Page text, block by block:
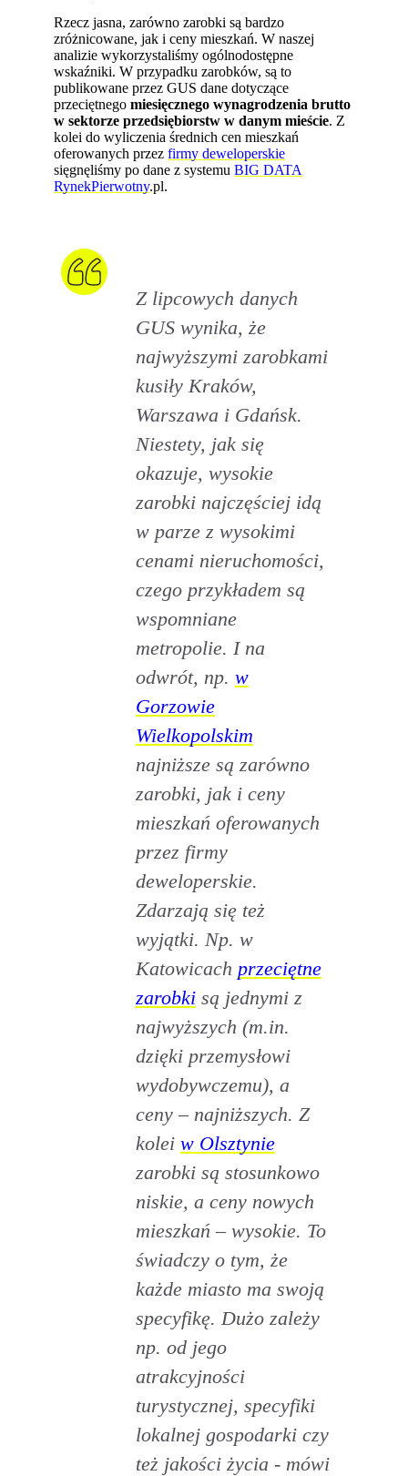
Rzecz jasna, zarówno zarobki są bardzo
zróżnicowane, jak i ceny mieszkań. W naszej
analizie wykorzystaliśmy ogólnodostępne
wskaźniki. W przypadku zarobków, są to
publikowane przez GUS dane dotyczące
przeciętnego miesięcznego wynagrodzenia brutto
w sektorze przedsiębiorstw w danym mieście. Z
kolei do wyliczenia średnich cen mieszkań
oferowanych przezfirmy deweloperskie
sięgnęliśmy po dane z systemuBIG DATA
RynekPierwotny.pl.
Z lipcowych danych
GUS wynika, że
najwyższymi zarobkami
kusiły Kraków,
Warszawa i Gdańsk.
Niestety, jak się
okazuje, wysokie
zarobki najczęściej idą
w parze z wysokimi
cenami nieruchomości,
czego przykładem są
wspomniane
metropolie. I na
odwrót, np. w
Gorzowie
Wielkopolskim
najniższe są zarówno
zarobki, jak i ceny
mieszkań oferowanych
przez firmy
deweloperskie.
Zdarzają się też
wyjątki. Np. w
Katowicach przeciętne
zarobkisą jednymi z
najwyższych (m.in.
dzięki przemysłowi
wydobywczemu), a
ceny – najniższych. Z
kolei w Olsztynie
zarobki są stosunkowo
niskie, a ceny nowych
mieszkań – wysokie. To
świadczy o tym, że
każde miasto ma swoją
specyfikę. Dużo zależy
np. od jego
atrakcyjności
turystycznej, specyfiki
lokalnej gospodarki czy
też jakości życia - mówi